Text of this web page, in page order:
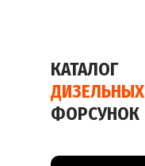
КАТАЛОГ
ДИЗЕЛЬНЫХ
ФОРСУНОК